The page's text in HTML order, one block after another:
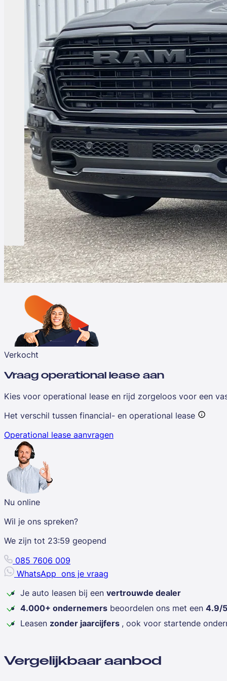
Verkocht
Vraag operational lease aan
Kies voor operational lease en rijd zorgeloos voor een
Het verschil tussen financial- en operational lease
Operational lease aanvragen
Nu online
Wil je ons spreken?
We zijn tot 23:59 geopend
085 7606 009
WhatsApp ons je vraag
Je auto leasen bij een vertrouwde dealer
4.000+ ondernemers beoordelen ons met een 4.9/5
Leasen zonder jaarcijfers , ook voor startende
Vergelijkbaar aanbod